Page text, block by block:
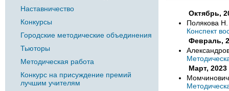
Наставничество
Конкурсы
Городские методические объединения
Тьюторы
Методическая работа
Конкурс на присуждение премий
лучшим учителям
Октябрь,
Полякова
Конспект
Февраль,
Март, 2023
Момчинович